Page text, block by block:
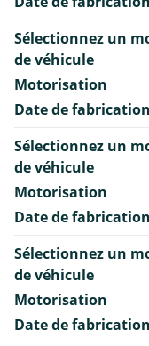
Sélectionnez un
de véhicule
Motorisation
Date de fabrication
Sélectionnez un
de véhicule
Motorisation
Date de fabrication
Sélectionnez un
de véhicule
Motorisation
Date de fabrication